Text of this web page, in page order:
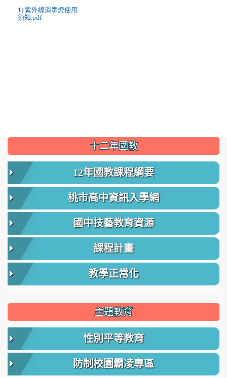
1) 紫外線消毒燈使用
須知.pdf
::: 十二年國教
12年國教課程綱要
桃市高中資訊入學網
國中技藝教育資源
課程計畫
教學正常化
主題教育
性別平等教育
防制校園霸凌專區